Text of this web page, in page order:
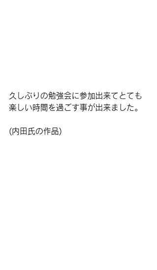
久しぶりの勉強会に参加出来てとても
楽しい時間を過ごす事が出来ました。
(内田氏の作品)